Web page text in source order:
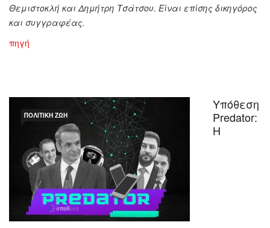
Θεμιστοκλή και Δημήτρη Τσάτσου. Είναι επίσης δικηγόρος
και συγγραφέας.
πηγή
ΠΟΛΙΤΙΚΉ ΖΩΉ
Υπόθεση
Predator:
Η